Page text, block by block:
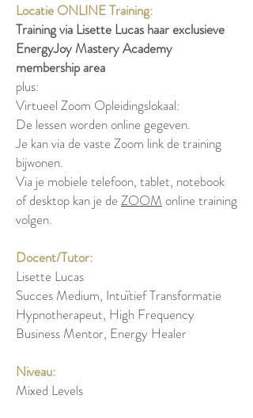
Locatie ONLINE Training:
Training via Lisette Lucas haar exclusieve
EnergyJoy Mastery Academy
membership area
plus:
Virtueel Zoom Opleidingslokaal:
De lessen worden online gegeven.
Je kan via de vaste Zoom link de training
bijwonen.
Via je mobiele telefoon, tablet, notebook
of desktop kan je de ZOOM online training
volgen.
Docent/Tutor:
Lisette Lucas
Succes Medium, Intuïtief Transformatie
Hypnotherapeut, High Frequency
Business Mentor, Energy Healer
Niveau:
Mixed Levels